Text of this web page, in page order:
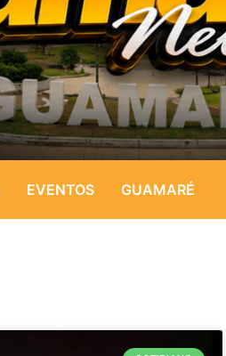
EVENTOS GUAMARÉ